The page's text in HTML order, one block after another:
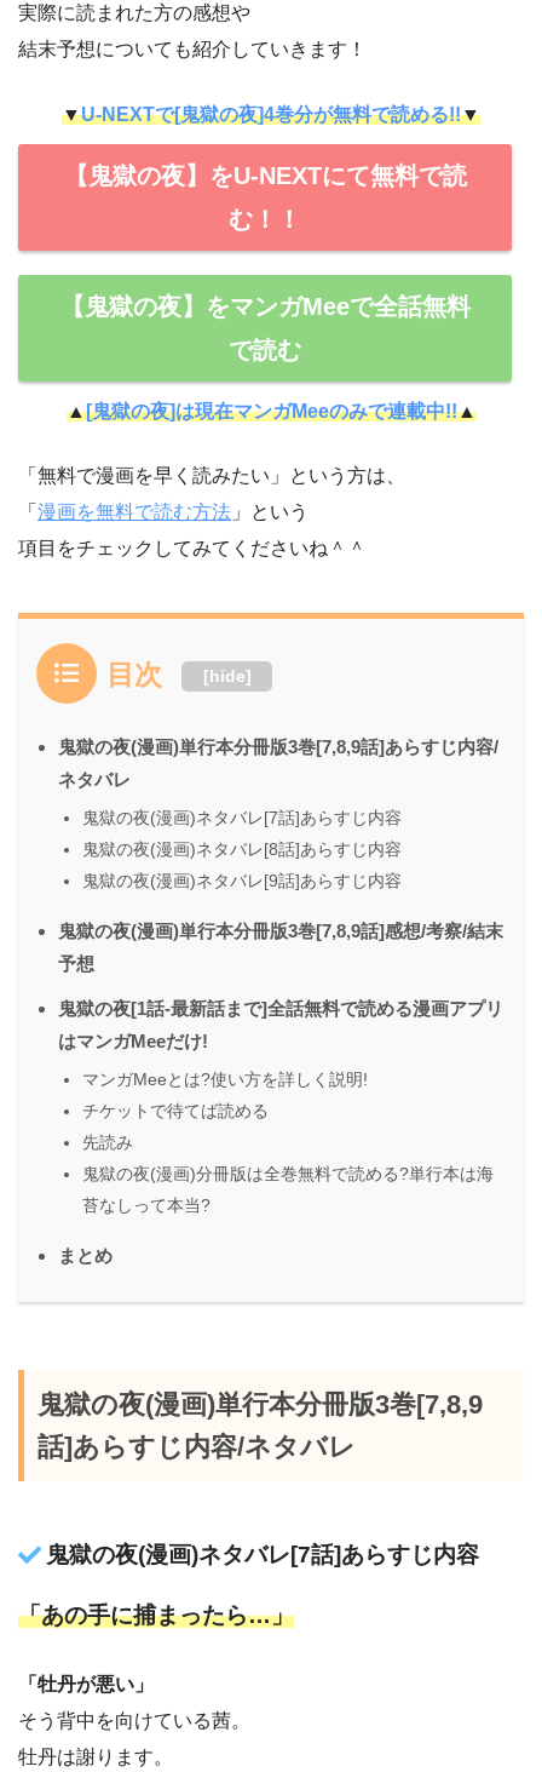
実際に読まれた方の感想や
結末予想についても紹介していきます！
▼U-NEXTで[鬼獄の夜]4巻分が無料で読める!!▼
【鬼獄の夜】をU-NEXTにて無料で読
む！！
【鬼獄の夜】をマンガMeeで全話無料
で読む
▲[鬼獄の夜]は現在マンガMeeのみで連載中!!▲
「無料で漫画を早く読みたい」という方は、
「 漫画を無料で読む方法 」という
項目をチェックしてみてくださいね＾＾
目次 [hide]
鬼獄の夜(漫画)単行本分冊版3巻[7,8,9話]あらすじ内容/
ネタバレ
鬼獄の夜(漫画)ネタバレ[7話]あらすじ内容
鬼獄の夜(漫画)ネタバレ[8話]あらすじ内容
鬼獄の夜(漫画)ネタバレ[9話]あらすじ内容
鬼獄の夜(漫画)単行本分冊版3巻[7,8,9話]感想/考察/結末
予想
鬼獄の夜[1話-最新話まで]全話無料で読める漫画アプリ
はマンガMeeだけ!
マンガMeeとは?使い方を詳しく説明!
チケットで待てば読める
先読み
鬼獄の夜(漫画)分冊版は全巻無料で読める?単行本は海
苔なしって本当?
まとめ
鬼獄の夜(漫画)単行本分冊版3巻[7,8,9
話]あらすじ内容/ネタバレ
鬼獄の夜(漫画)ネタバレ[7話]あらすじ内容
「あの手に捕まったら…」
「牡丹が悪い」
そう背中を向けている茜。
牡丹は謝ります。